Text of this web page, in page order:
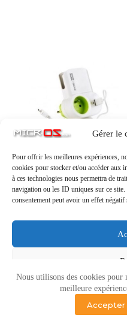
Gérer le
Pour offrir les meilleures expériences,
cookies pour stocker et/ou accéder aux
à ces technologies nous permettra de
navigation ou les ID uniques sur ce
consentement peut avoir un effet
Voir les
Politique de cookies
Nous utilisons des cookies pour
meilleure
Accepter
mobiles, mp3, mp4, iPod, ...
tous les appareils basse